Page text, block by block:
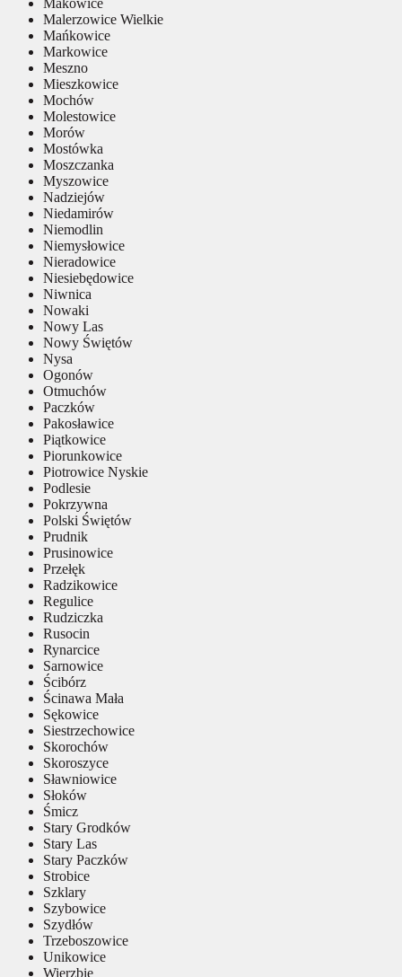
Malerzowice Wielkie
Mańkowice
Markowice
Meszno
Mieszkowice
Mochów
Molestowice
Morów
Mostówka
Moszczanka
Myszowice
Nadziejów
Niedamirów
Niemodlin
Niemysłowice
Nieradowice
Niesiebędowice
Niwnica
Nowaki
Nowy Las
Nowy Świętów
Nysa
Ogonów
Otmuchów
Paczków
Pakosławice
Piątkowice
Piorunkowice
Piotrowice Nyskie
Podlesie
Pokrzywna
Polski Świętów
Prudnik
Prusinowice
Przełęk
Radzikowice
Regulice
Rudziczka
Rusocin
Rynarcice
Sarnowice
Ścibórz
Ścinawa Mała
Sękowice
Siestrzechowice
Skorochów
Skoroszyce
Sławniowice
Słoków
Śmicz
Stary Grodków
Stary Las
Stary Paczków
Strobice
Szklary
Szybowice
Szydłów
Trzeboszowice
Unikowice
Wierzbie